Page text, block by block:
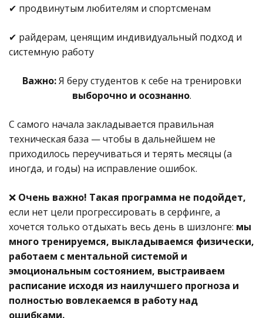
✔ продвинутым любителям и спортсменам
✔ райдерам, ценящим индивидуальный подход и
системную работу
Важно:Я беру студентов к себе на тренировки
выборочно и осознанно.
С самого начала закладывается правильная
техническая база — чтобы в дальнейшем не
приходилось переучиваться и терять месяцы (а
иногда, и годы) на исправление ошибок.
❌ Очень важно! Такая программа не подойдет,
если нет цели прогрессировать в серфинге, а
хочется только отдыхать весь день в шизлонге: мы
много тренируемся, выкладываемся физически,
работаем с ментальной системой и
эмоциональным состоянием, выстраиваем
расписание исходя из наилучшего прогноза и
полностью вовлекаемся в работу над
ошибками.